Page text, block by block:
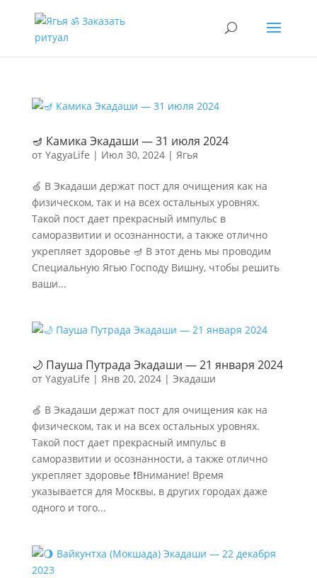
🪔 Камика Экадаши — 31 июля 2024
от YagyaLife | Июл 30, 2024| Ягья
🍏 В Экадаши держат пост для очищения как на
физическом, так и на всех остальных уровнях.
Такой пост дает прекрасный импульс в
саморазвитии и осознанности, а также отлично
укрепляет здоровье 🪔 В этот день мы проводим
Специальную Ягью Господу Вишну, чтобы решить
ваши...
🌙 Пауша Путрада Экадаши — 21 января 2024
от YagyaLife | Янв 20, 2024| Экадаши
🍏 В Экадаши держат пост для очищения как на
физическом, так и на всех остальных уровнях.
Такой пост дает прекрасный импульс в
саморазвитии и осознанности, а также отлично
укрепляет здоровье ❗Внимание! Время
указывается для Москвы, в других городах даже
одного и того...